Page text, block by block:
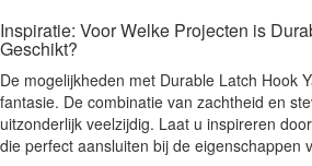
Inspiratie: Voor Welke Projecten is
Geschikt?
De mogelijkheden met Durable Latch Hook
fantasie. De combinatie van zachtheid en
uitzonderlijk veelzijdig. Laat u inspireren
die perfect aansluiten bij de eigenschappen